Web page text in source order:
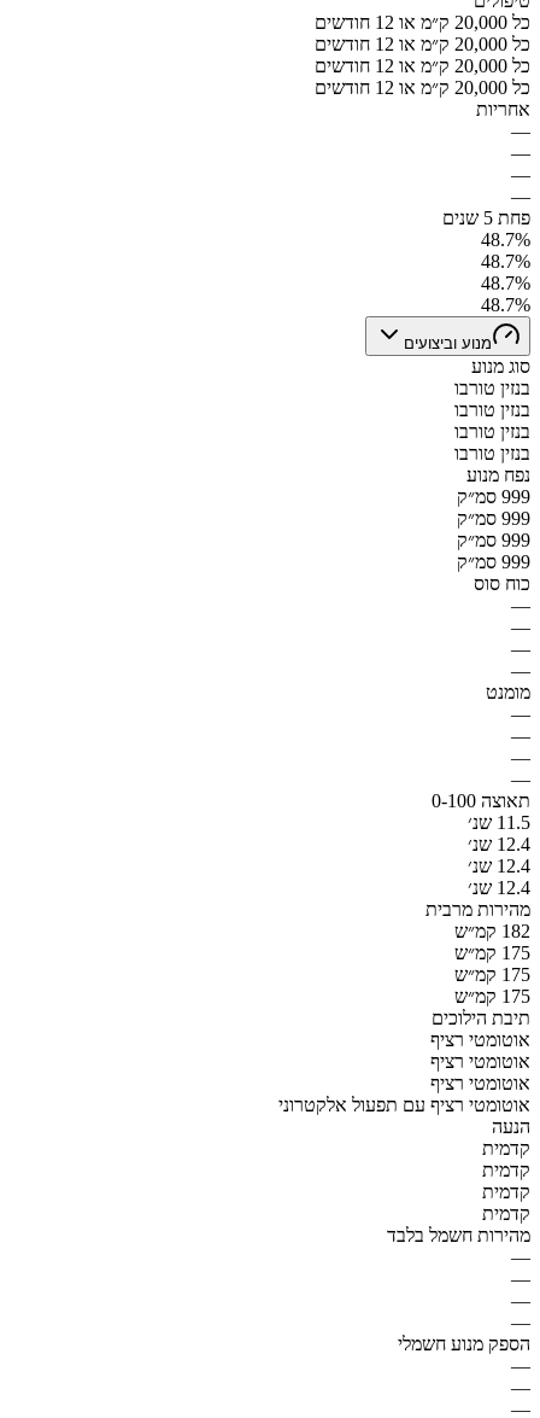
כל 20,000 ק״מ או 12 חודשים
כל 20,000 ק״מ או 12 חודשים
כל 20,000 ק״מ או 12 חודשים
כל 20,000 ק״מ או 12 חודשים
אחריות
—
—
—
—
פחת 5 שנים
48.7%
48.7%
48.7%
48.7%
מנוע וביצועים
סוג מנוע
בנזין טורבו
בנזין טורבו
בנזין טורבו
בנזין טורבו
נפח מנוע
999 סמ״ק
999 סמ״ק
999 סמ״ק
999 סמ״ק
כוח סוס
—
—
—
—
מומנט
—
—
—
—
תאוצה 0-100
11.5 שנ׳
12.4 שנ׳
12.4 שנ׳
12.4 שנ׳
מהירות מרבית
182 קמ״ש
175 קמ״ש
175 קמ״ש
175 קמ״ש
תיבת הילוכים
אוטומטי רציף
אוטומטי רציף
אוטומטי רציף
אוטומטי רציף עם תפעול אלקטרוני
הנעה
קדמית
קדמית
קדמית
קדמית
מהירות חשמל בלבד
—
—
—
—
הספק מנוע חשמלי
—
—
—